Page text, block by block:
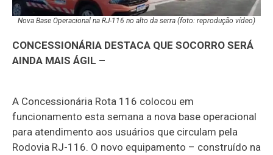
Nova Base Operacional na RJ-116 no alto da serra (foto: reprodução vídeo)
CONCESSIONÁRIA DESTACA QUE SOCORRO SERÁ
AINDA MAIS ÁGIL –
A Concessionária Rota 116 colocou em
funcionamento esta semana a nova base operacional
para atendimento aos usuários que circulam pela
Rodovia RJ-116. O novo equipamento – construído na